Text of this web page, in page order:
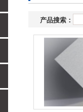
产品搜索：